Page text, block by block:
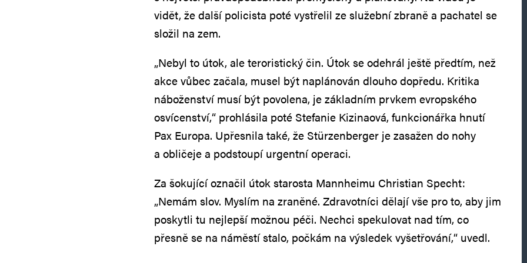
vidět, že další policista poté vystřelil ze služební zbraně a pachatel se
složil na zem.
„Nebyl to útok, ale teroristický čin. Útok se odehrál ještě předtím, než
akce vůbec začala, musel být naplánován dlouho dopředu. Kritika
náboženství musí být povolena, je základním prvkem evropského
osvícenství,“ prohlásila poté Stefanie Kizinaová, funkcionářka hnutí
Pax Europa. Upřesnila také, že Stürzenberger je zasažen do nohy
a obličeje a podstoupí urgentní operaci.
Za šokující označil útok starosta Mannheimu Christian Specht:
„Nemám slov. Myslím na zraněné. Zdravotníci dělají vše pro to, aby jim
poskytli tu nejlepší možnou péči. Nechci spekulovat nad tím, co
přesně se na náměstí stalo, počkám na výsledek vyšetřování,“ uvedl.